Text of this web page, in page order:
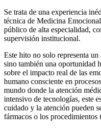
Se trata de una experiencia
técnica de Medicina
público de alta especialidad,
supervisión institucional.
Este hito no solo representa
sino también una oportunidad
sobre el impacto real de las
humano consciente en
mundo donde la atención
intensivo de tecnologías, este
cuidado y la atención pueden
fármacos o los procedimientos